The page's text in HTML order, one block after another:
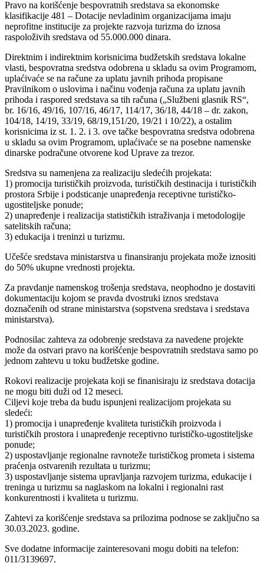
Pravo na korišćenje bespovratnih sredstava sa ekonomske
klasifikacije 481 – Dotacije nevladinim organizacijama imaju
neprofitne institucije za projekte razvoja turizma do iznosa
raspoloživih sredstava od 55.000.000 dinara.
Direktnim i indirektnim korisnicima budžetskih sredstava lokalne
vlasti, bespovratna sredstva odobrena u skladu sa ovim Programom,
uplaćivaće se na račune za uplatu javnih prihoda propisane
Pravilnikom o uslovima i načinu vođenja računa za uplatu javnih
prihoda i raspored sredstava sa tih računa („Službeni glasnik RS“,
br. 16/16, 49/16, 107/16, 46/17, 114/17, 36/18, 44/18 – dr. zakon,
104/18, 14/19, 33/19, 68/19,151/20, 19/21 i 10/22), a ostalim
korisnicima iz st. 1. 2. i 3. ove tačke bespovratna sredstva odobrena
u skladu sa ovim Programom, uplaćivaće se na posebne namenske
dinarske podračune otvorene kod Uprave za trezor.
Sredstva su namenjena za realizaciju sledećih projekata:
1) promocija turističkih proizvoda, turističkih destinacija i turističkih
prostora Srbije i podsticanje unapređenja receptivne turističko-
ugostiteljske ponude;
2) unapređenje i realizacija statističkih istraživanja i metodologije
satelitskih računa;
3) edukacija i treninzi u turizmu.
Učešće sredstava ministarstva u finansiranju projekata može iznositi
do 50% ukupne vrednosti projekta.
Za pravdanje namenskog trošenja sredstava, neophodno je dostaviti
dokumentaciju kojom se pravda dvostruki iznos sredstava
doznačenih od strane ministarstva (sopstvena sredstava i sredstava
ministarstva).
Podnosilac zahteva za odobrenje sredstava za navedene projekte
može da ostvari pravo na korišćenje bespovratnih sredstava samo po
jednom zahtevu u toku budžetske godine.
Rokovi realizacije projekata koji se finanisiraju iz sredstava dotacija
ne mogu biti duži od 12 meseci.
Ciljevi koje treba da budu ispunjeni realizacijom projekata su
sledeći:
1) promocija i unapređenje kvaliteta turističkih proizvoda i
turističkih prostora i unapređenje receptivno turističko-ugostiteljske
ponude;
2) uspostavljanje regionalne ravnoteže turističkog prometa i sistema
praćenja ostvarenih rezultata u turizmu;
3) uspostavljanje sistema upravljanja razvojem turizma, edukacije i
treninga u turizmu sa naglaskom na lokalni i regionalni rast
konkurentnosti i kvaliteta u turizmu.
Zahtevi za korišćenje sredstava sa prilozima podnose se zaključno sa
30.03.2023. godine.
Sve dodatne informacije zainteresovani mogu dobiti na telefon:
011/3139697.